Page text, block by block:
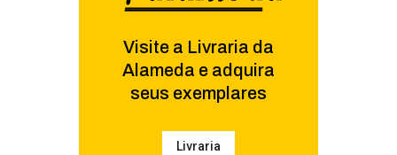
Visite a Livraria da
Alameda e adquira
seus exemplares
Livraria